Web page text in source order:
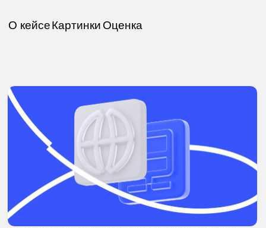
Визуализация мастера настройки доменов.